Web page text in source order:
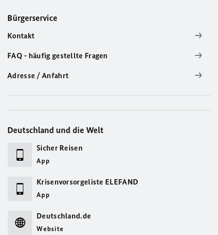
Bürgerservice
Kontakt
FAQ - häufig gestellte Fragen
Adresse / Anfahrt
Deutschland und die Welt
Sicher Reisen
App
Krisenvorsorgeliste ELEFAND
App
Deutschland.de
Website